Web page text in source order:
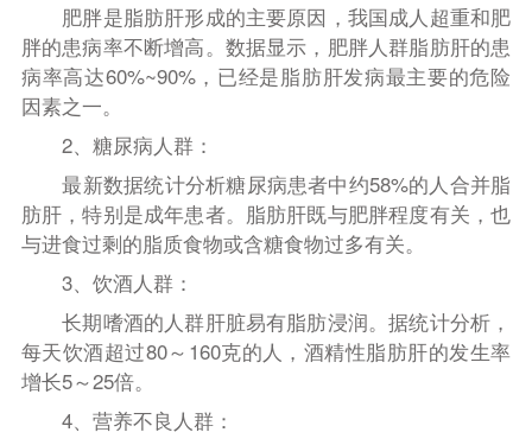
肥胖是脂肪肝形成的主要原因，我国成人超重和肥
胖的患病率不断增高。数据显示，肥胖人群脂肪肝的患
病率高达60%~90%，已经是脂肪肝发病最主要的危险
因素之一。
2、糖尿病人群：
最新数据统计分析糖尿病患者中约58%的人合并脂
肪肝，特别是成年患者。脂肪肝既与肥胖程度有关，也
与进食过剩的脂质食物或含糖食物过多有关。
3、饮酒人群：
长期嗜酒的人群肝脏易有脂肪浸润。据统计分析，
每天饮酒超过80～160克的人，酒精性脂肪肝的发生率
增长5～25倍。
4、 营养不良人群：